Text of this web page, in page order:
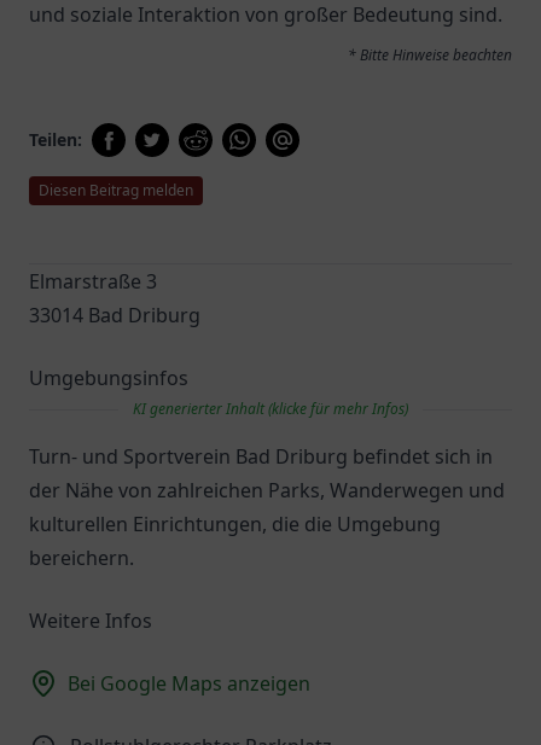
und soziale Interaktion von großer Bedeutung sind.
* Bitte Hinweise beachten
Teilen:
Diesen Beitrag melden
Elmarstraße 3
33014 Bad Driburg
Umgebungsinfos
KI generierter Inhalt (klicke für mehr Infos)
Turn- und Sportverein Bad Driburg befindet sich in
der Nähe von zahlreichen Parks, Wanderwegen und
kulturellen Einrichtungen, die die Umgebung
bereichern.
Weitere Infos
Bei Google Maps anzeigen